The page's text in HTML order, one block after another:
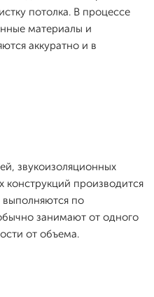
потолка. В процессе
материалы и
аккуратно и в
звукоизоляционных
конструкций производится
по
занимают от одного
от объема.